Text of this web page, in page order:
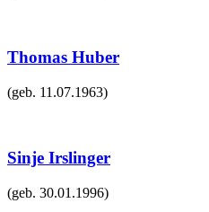
Thomas Huber
(geb. 11.07.1963)
Sinje Irslinger
(geb. 30.01.1996)